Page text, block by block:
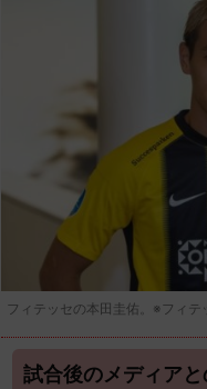
フィテッセの本田圭佑。※フィテ
試合後のメディアと